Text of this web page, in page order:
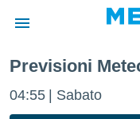
di
Previsioni
04:55 Sabato